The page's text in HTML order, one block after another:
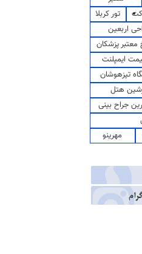
تور کربلا
اربعین
پزشکان
ایمپلنت
تیزهوشان
هتل
جراح بینی
مهرینو